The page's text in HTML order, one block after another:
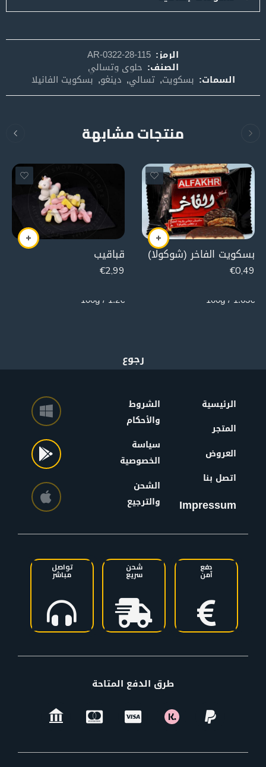
الرمز: AR-0322-28-115
الصنف: حلوى وتسالي
السمات: بسكويت, تسالي, دينغو, بسكويت الفانيلا
منتجات مشابهة
بسكويت الفاخر (شوكولا)
€0,49
1.63€ / 100g
قباقيب
€2,99
1.2€ / 100g
الرئيسية
المتجر
العروض
اتصل بنا
Impressum
الشروط
والأحكام
سياسة
الخصوصية
الشحن
والترجيع
دفع
آمن
شحن
سريع
تواصل
مباشر
طرق الدفع المتاحة